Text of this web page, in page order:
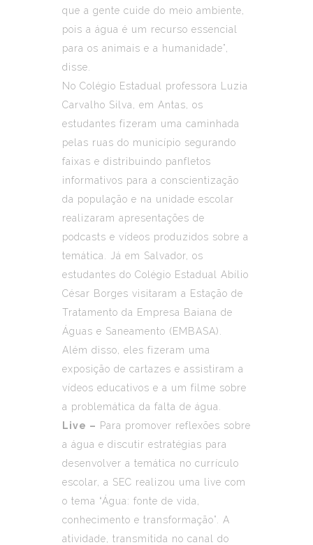
que a gente cuide do meio ambiente,
pois a água é um recurso essencial
para os animais e a humanidade”,
disse.
No Colégio Estadual professora Luzia
Carvalho Silva, em Antas, os
estudantes fizeram uma caminhada
pelas ruas do município segurando
faixas e distribuindo panfletos
informativos para a conscientização
da população e na unidade escolar
realizaram apresentações de
podcasts e vídeos produzidos sobre a
temática. Já em Salvador, os
estudantes do Colégio Estadual Abílio
César Borges visitaram a Estação de
Tratamento da Empresa Baiana de
Águas e Saneamento (EMBASA).
Além disso, eles fizeram uma
exposição de cartazes e assistiram a
vídeos educativos e a um filme sobre
a problemática da falta de água.
Live – Para promover reflexões sobre
a água e discutir estratégias para
desenvolver a temática no currículo
escolar, a SEC realizou uma live com
o tema “Água: fonte de vida,
conhecimento e transformação”. A
atividade, transmitida no canal do